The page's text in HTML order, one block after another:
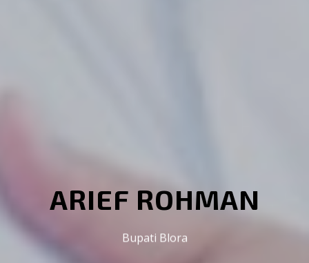
ARIEF ROHMAN
Bupati Blora